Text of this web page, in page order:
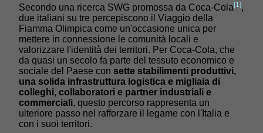
Secondo una ricerca SWG promossa da Coca-Cola [1],
due italiani su tre percepiscono il Viaggio della
Fiamma Olimpica come un'occasione unica per
mettere in connessione le comunità locali e
valorizzare l'identità dei territori. Per Coca-Cola, che
da quasi un secolo fa parte del tessuto economico e
sociale del Paese con sette stabilimenti produttivi,
una solida infrastruttura logistica e migliaia di
colleghi, collaboratori e partner industriali e
commerciali, questo percorso rappresenta un
ulteriore passo nel rafforzare il legame con l'Italia e
con i suoi territori.